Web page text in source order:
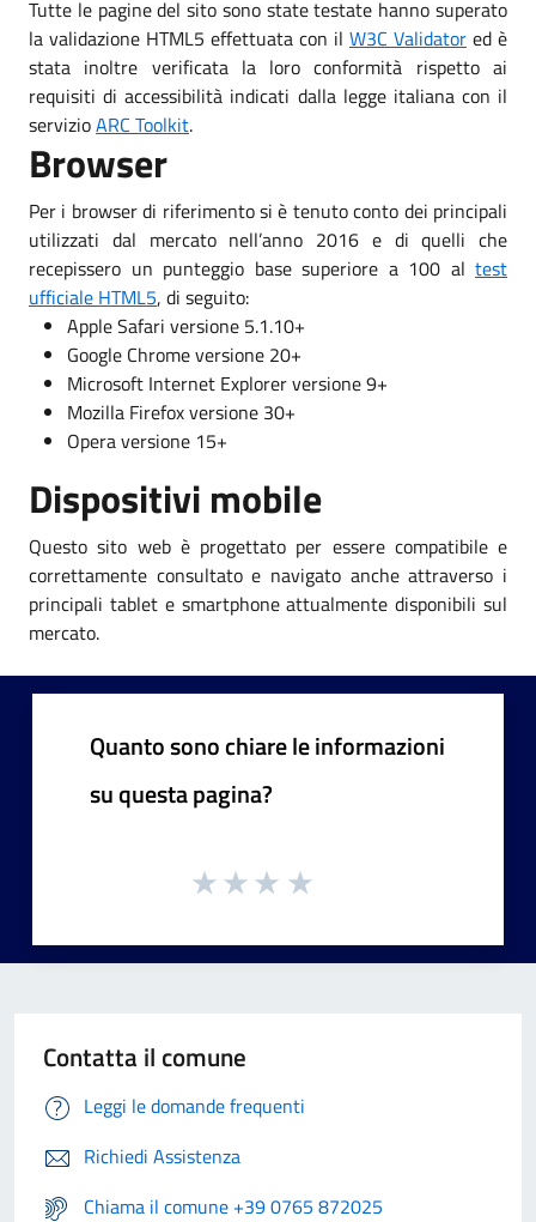
Tutte le pagine del sito sono state testate hanno superato
la validazione HTML5 effettuata con il W3C Validator ed è
stata inoltre verificata la loro conformità rispetto ai
requisiti di accessibilità indicati dalla legge italiana con il
servizioARC Toolkit.
Browser
Per i browser di riferimento si è tenuto conto dei principali
utilizzati dal mercato nell’anno 2016 e di quelli che
recepissero un punteggio base superiore a 100 al test
ufficiale HTML5, di seguito:
Apple Safari versione 5.1.10+
Google Chrome versione 20+
Microsoft Internet Explorer versione 9+
Mozilla Firefox versione 30+
Opera versione 15+
Dispositivi mobile
Questo sito web è progettato per essere compatibile e
correttamente consultato e navigato anche attraverso i
principali tablet e smartphone attualmente disponibili sul
mercato.
Quanto sono chiare le informazioni
su questa pagina?
Contatta il comune
Leggi le domande frequenti
Richiedi Assistenza
Chiama il comune +39 0765 872025